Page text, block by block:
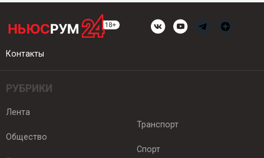
Контакты
РУБРИКИ
Лента
Общество
Транспорт
Спорт